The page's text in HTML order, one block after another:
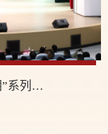
情系母校 共启新程|我校召开“校友回湘”系列活动总结表彰大会